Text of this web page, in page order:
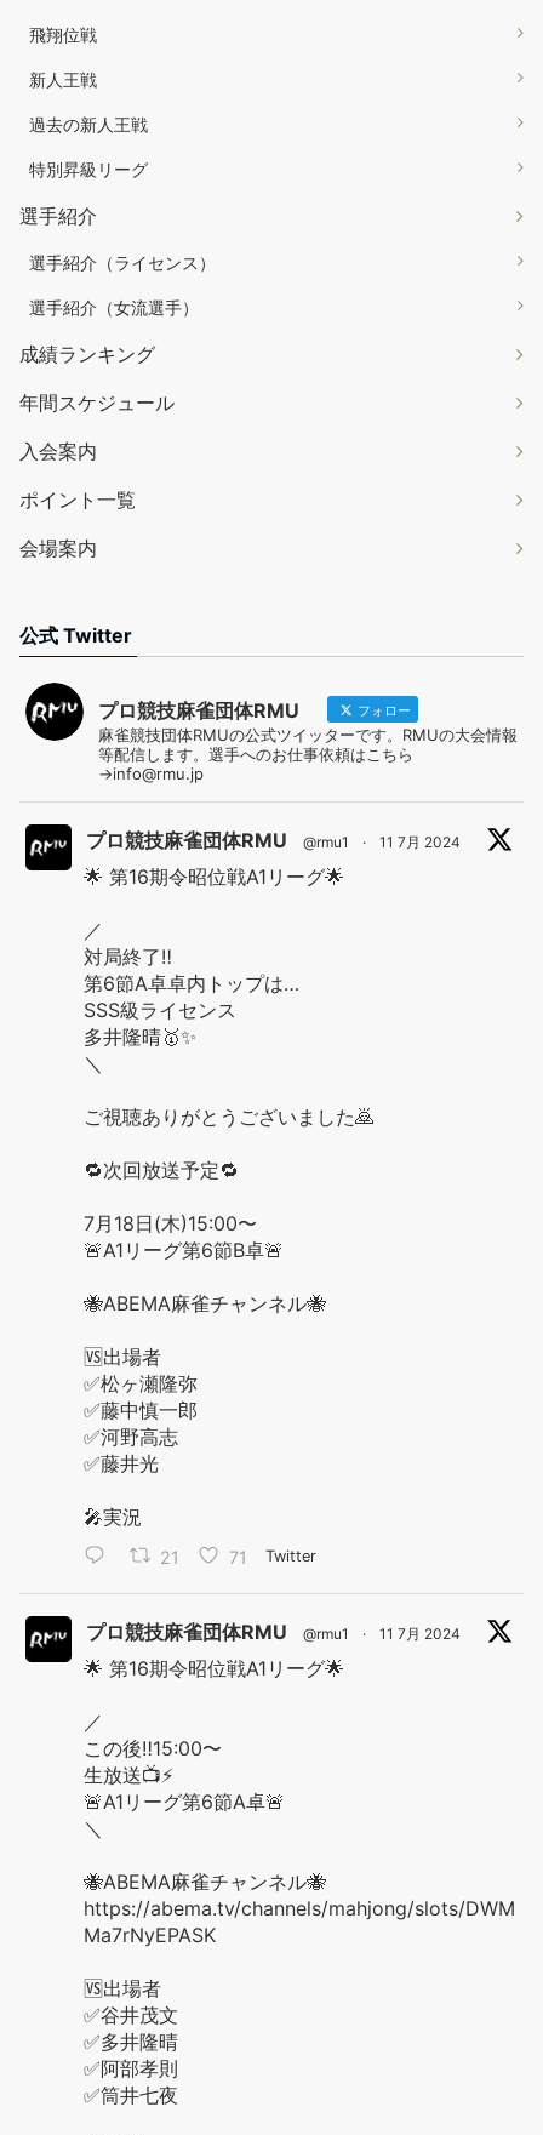
飛翔位戦
新人王戦
過去の新人王戦
特別昇級リーグ
選手紹介
選手紹介（ライセンス）
選手紹介（女流選手）
成績ランキング
年間スケジュール
入会案内
ポイント一覧
会場案内
公式 Twitter
プロ競技麻雀団体RMU フォロー
麻雀競技団体RMUの公式ツイッターです。RMUの大会情報
等配信します。選手へのお仕事依頼はこちら
→info@rmu.jp
プロ競技麻雀団体RMU @rmu1 · 11 7月 2024
🌟 第16期令昭位戦A1リーグ🌟
／
対局終了‼️
第6節A卓卓内トップは…
SSS級ライセンス
多井隆晴🥇✨
＼
ご視聴ありがとうございました🙇
🔁次回放送予定🔁
7月18日(木)15:00〜
🚨A1リーグ第6節B卓🚨
🐝ABEMA麻雀チャンネル🐝
🆚出場者
✅松ヶ瀬隆弥
✅藤中慎一郎
✅河野高志
✅藤井光
🎤実況
21 71 Twitter
プロ競技麻雀団体RMU @rmu1 · 11 7月 2024
🌟 第16期令昭位戦A1リーグ🌟
／
この後‼️15:00〜
生放送📺⚡️
🚨A1リーグ第6節A卓🚨
＼
🐝ABEMA麻雀チャンネル🐝
https://abema.tv/channels/mahjong/slots/DWM
Ma7rNyEPASK
🆚出場者
✅谷井茂文
✅多井隆晴
✅阿部孝則
✅筒井七夜